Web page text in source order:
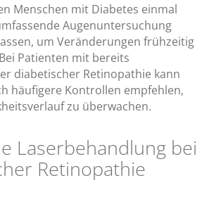
Menschen mit Diabetes einmal
Augenuntersuchung
um Veränderungen frühzeitig
Patienten mit bereits
diabetischer Retinopathie kann
häufigere Kontrollen empfehlen,
zu überwachen.
Laserbehandlung bei
Retinopathie